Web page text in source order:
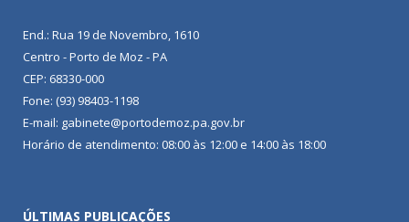
End.: Rua 19 de Novembro, 1610
Centro - Porto de Moz - PA
CEP: 68330-000
Fone: (93) 98403-1198
E-mail: gabinete@portodemoz.pa.gov.br
Horário de atendimento: 08:00 às 12:00 e 14:00 às 18:00
ÚLTIMAS PUBLICAÇÕES